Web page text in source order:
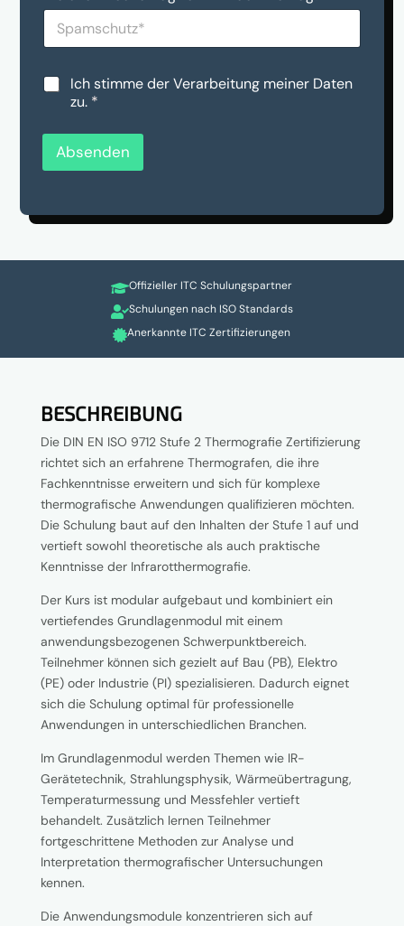
u
s
p
m
c
h
t
*
D
V
-
n
d
s
*
Ich stimme der Verarbeitung meiner Daten
zu. *
Absenden
Offizieller ITC Schulungspartner
Schulungen nach ISO Standards
Anerkannte ITC Zertifizierungen
BESCHREIBUNG
Die DIN EN ISO 9712 Stufe 2 Thermografie Zertifizierung
richtet sich an erfahrene Thermografen, die ihre
Fachkenntnisse erweitern und sich für komplexe
thermografische Anwendungen qualifizieren möchten.
Die Schulung baut auf den Inhalten der Stufe 1 auf und
vertieft sowohl theoretische als auch praktische
Kenntnisse der Infrarotthermografie.
Der Kurs ist modular aufgebaut und kombiniert ein
vertiefendes Grundlagenmodul mit einem
anwendungsbezogenen Schwerpunktbereich.
Teilnehmer können sich gezielt auf Bau (PB), Elektro
(PE) oder Industrie (PI) spezialisieren. Dadurch eignet
sich die Schulung optimal für professionelle
Anwendungen in unterschiedlichen Branchen.
Im Grundlagenmodul werden Themen wie IR-
Gerätetechnik, Strahlungsphysik, Wärmeübertragung,
Temperaturmessung und Messfehler vertieft
behandelt. Zusätzlich lernen Teilnehmer
fortgeschrittene Methoden zur Analyse und
Interpretation thermografischer Untersuchungen
kennen.
Die Anwendungsmodule konzentrieren sich auf